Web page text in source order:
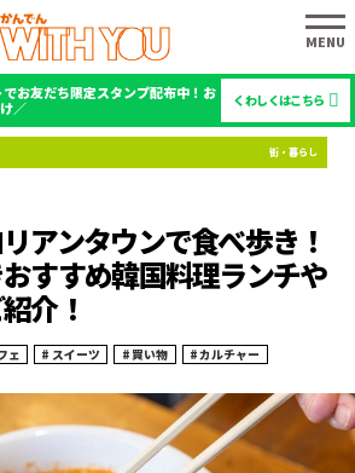
お友だち限定スタンプ配布中！お
／
くわしくはこちら
アンタウンで食べ歩き！
すすめ韓国料理ランチや
介！
ェ スイーツ 買い物 カルチャー